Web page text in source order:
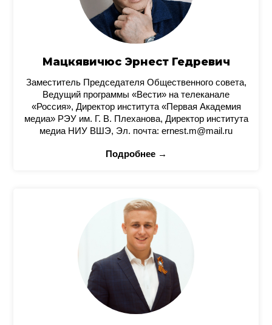
Мацкявичюс Эрнест Гедревич
Заместитель Председателя Общественного совета,
Ведущий программы «Вести» на телеканале
«Россия», Директор института «Первая Академия
медиа» РЭУ им. Г. В. Плеханова, Директор института
медиа НИУ ВШЭ, Эл. почта: ernest.m@mail.ru
Подробнее →